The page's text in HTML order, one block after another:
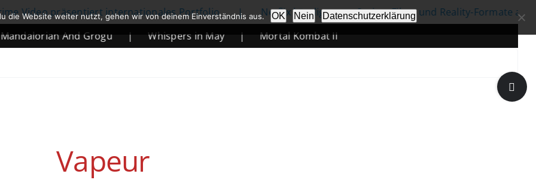
präsentiert internationales Portfolio | Netflix kündigt neue Serien, Filme und Reality-Formate an |
And Grogu | Whispers in May |
Mortal Kombat II
Vapeur
Toggle
Sliding
die Website weiter nutzt, gehen wir von deinem Einverständnis aus. OK Nein Datenschutzerklärung